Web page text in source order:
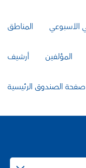
الأسبوعي المناطق
المؤلفين أرشيف
صفحة الصندوق الرئيسية